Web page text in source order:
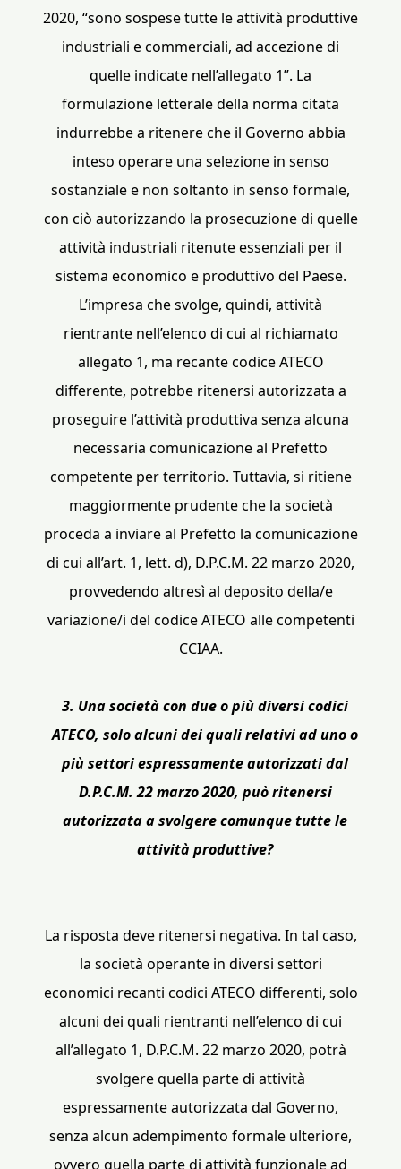
2020, “sono sospese tutte le attività produttive
industriali e commerciali, ad accezione di
quelle indicate nell’allegato 1”. La
formulazione letterale della norma citata
indurrebbe a ritenere che il Governo abbia
inteso operare una selezione in senso
sostanziale e non soltanto in senso formale,
con ciò autorizzando la prosecuzione di quelle
attività industriali ritenute essenziali per il
sistema economico e produttivo del Paese.
L’impresa che svolge, quindi, attività
rientrante nell’elenco di cui al richiamato
allegato 1, ma recante codice ATECO
differente, potrebbe ritenersi autorizzata a
proseguire l’attività produttiva senza alcuna
necessaria comunicazione al Prefetto
competente per territorio. Tuttavia, si ritiene
maggiormente prudente che la società
proceda a inviare al Prefetto la comunicazione
di cui all’art. 1, lett. d), D.P.C.M. 22 marzo 2020,
provvedendo altresì al deposito della/e
variazione/i del codice ATECO alle competenti
CCIAA.
3. Una società con due o più diversi codici
ATECO, solo alcuni dei quali relativi ad uno o
più settori espressamente autorizzati dal
D.P.C.M. 22 marzo 2020, può ritenersi
autorizzata a svolgere comunque tutte le
attività produttive?
La risposta deve ritenersi negativa. In tal caso,
la società operante in diversi settori
economici recanti codici ATECO differenti, solo
alcuni dei quali rientranti nell’elenco di cui
all’allegato 1, D.P.C.M. 22 marzo 2020, potrà
svolgere quella parte di attività
espressamente autorizzata dal Governo,
senza alcun adempimento formale ulteriore,
ovvero quella parte di attività funzionale ad